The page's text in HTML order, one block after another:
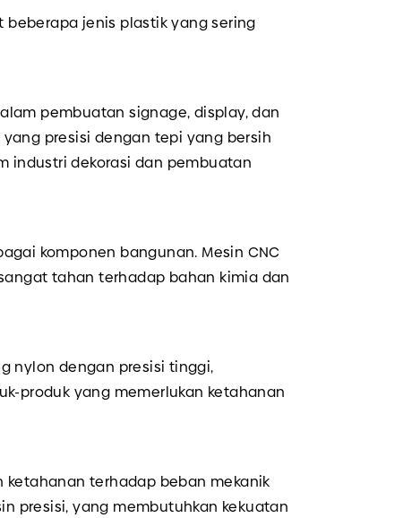
beberapa jenis plastik yang sering
pembuatan signage, display, dan
presisi dengan tepi yang bersih
industri dekorasi dan pembuatan
komponen bangunan. Mesin CNC
tahan terhadap bahan kimia dan
nylon dengan presisi tinggi,
produk yang memerlukan ketahanan
ketahanan terhadap beban mekanik
presisi, yang membutuhkan kekuatan